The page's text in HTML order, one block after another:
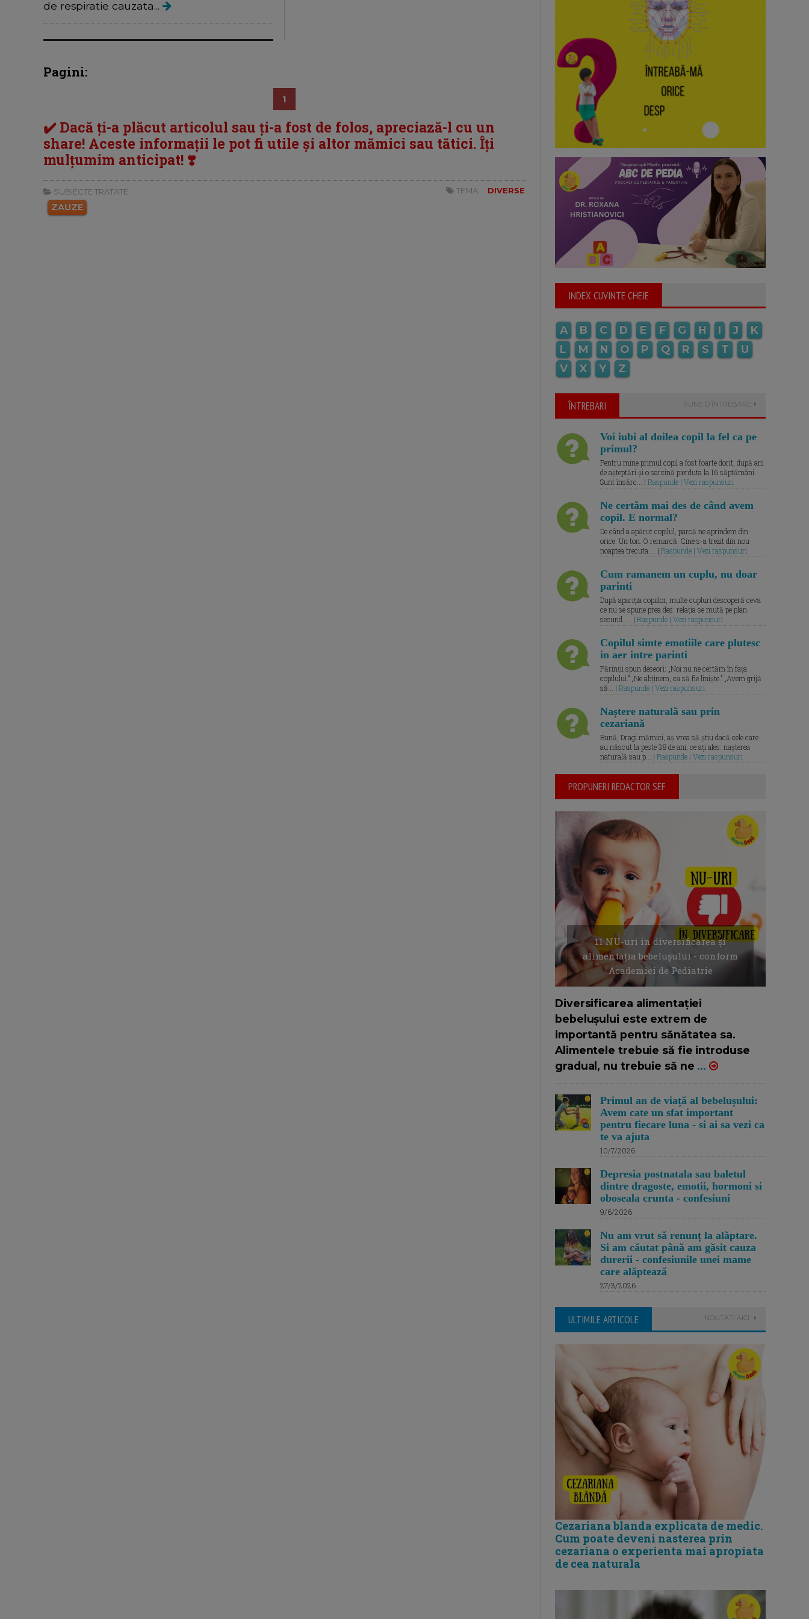
de respiratie cauzata...
Pagini:
1
✔️ Dacă ți-a plăcut articolul sau ți-a fost de folos, apreciază-l cu un
share! Aceste informații le pot fi utile și altor mămici sau tătici. Îți
mulțumim anticipat! ❣️
SUBIECTE TRATATE:
ZAUZE
TEMA: DIVERSE
INDEX CUVINTE CHEIE
A B C D E F G H I J
K
L
M N O P Q R S T
U
V
X Y Z
ÎNTREBARI PUNE O ÎNTREBARE
Voi iubi al doilea copil la fel ca pe
primul?
Pentru mine primul copil a fost foarte dorit, după ani
de așteptări și o sarcină pierduta la 16 săptămâni.
Sunt însărc... | Raspunde | Vezi raspunsuri
Ne certăm mai des de când avem
copil. E normal?
De când a apărut copilul, parcă ne aprindem din
orice. Un ton. O remarcă. Cine s-a trezit din nou
noaptea trecuta.... | Raspunde | Vezi raspunsuri
Cum ramanem un cuplu, nu doar
parinti
După apariția copiilor, multe cupluri descoperă ceva
ce nu se spune prea des: relația se mută pe plan
secund. ... | Raspunde | Vezi raspunsuri
Copilul simte emotiile care plutesc
in aer intre parinti
Părinții spun deseori: „Noi nu ne certăm în fața
copilului.” „Ne abținem, ca să fie liniște.” „Avem grijă
să... | Raspunde | Vezi raspunsuri
Naștere naturală sau prin
cezariană
Bună, Dragi mămici, aș vrea să știu dacă cele care
au născut la peste 38 de ani, ce ați ales: nașterea
naturală sau p... | Raspunde | Vezi raspunsuri
PROPUNERI REDACTOR SEF
11 NU-uri in diversificarea și
alimentația bebelușului - conform
Academiei de Pediatrie
Diversificarea alimentației
bebelușului este extrem de
importantă pentru sănătatea sa.
Alimentele trebuie să fie introduse
gradual, nu trebuie să ne ...
Primul an de viață al bebelușului:
Avem cate un sfat important
pentru fiecare luna - si ai sa vezi ca
te va ajuta
10/7/2026
Depresia postnatala sau baletul
dintre dragoste, emotii, hormoni si
oboseala crunta - confesiuni
9/6/2026
Nu am vrut să renunț la alăptare.
Si am căutat până am găsit cauza
durerii - confesiunile unei mame
care alăptează
27/3/2026
ULTIMILE ARTICOLE NOUTATI AICI
Cezariana blanda explicata de medic.
Cum poate deveni nasterea prin
cezariana o experienta mai apropiata
de cea naturala